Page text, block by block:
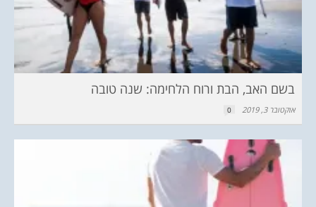
בשם האב, הבת ורוח הלחימה: שנה טובה
אוקטובר 3, 2019 0